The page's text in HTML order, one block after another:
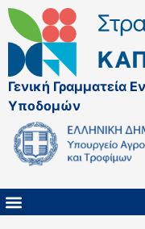
Γενική Γραμματεία
Υποδομών